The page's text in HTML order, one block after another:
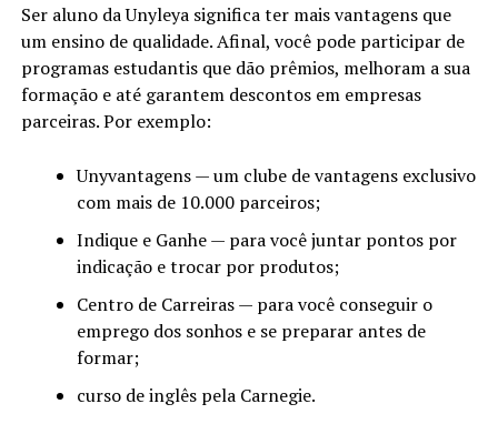
Ser aluno da Unyleya significa ter mais vantagens que
um ensino de qualidade. Afinal, você pode participar de
programas estudantis que dão prêmios, melhoram a sua
formação e até garantem descontos em empresas
parceiras. Por exemplo:
Unyvantagens — um clube de vantagens exclusivo
com mais de 10.000 parceiros;
Indique e Ganhe — para você juntar pontos por
indicação e trocar por produtos;
Centro de Carreiras — para você conseguir o
emprego dos sonhos e se preparar antes de
formar;
curso de inglês pela Carnegie.